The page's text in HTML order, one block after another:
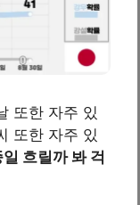
또한 자주 있
또한 자주 있
흐릴까 봐 걱